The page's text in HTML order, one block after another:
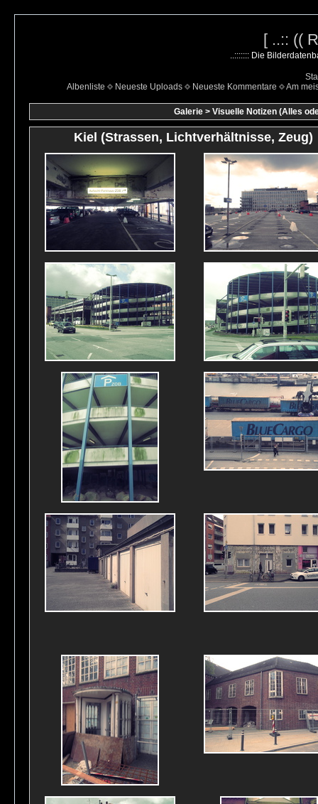
[ ..:: ((
..::::::: Die
Albenliste
Neueste Uploads Neueste Kommentare Am
Galerie> Visuelle Notizen (Alles
Kiel (Strassen, Lichtverhältnisse, Zeug)